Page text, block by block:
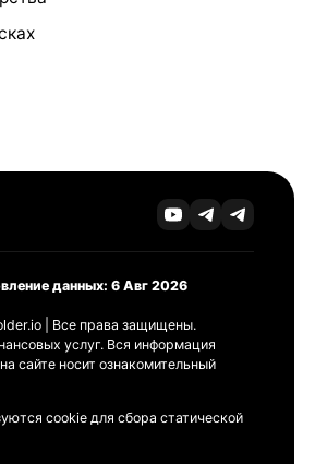
данных: 6 Авг 2026
| Все права защищены.
услуг. Вся информация
сайте носит ознакомительный
cookie для сбора статической